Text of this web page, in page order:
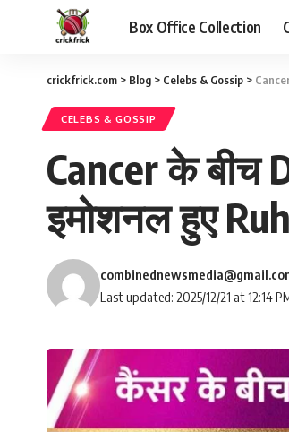
Box Office Collection
crickfrick.com > Blog > Celebs & Gossip >
CELEBS & GOSSIP
Cancer के बीच
इमोशनल हुए
Last updated: 2025/12/21 at 12:14